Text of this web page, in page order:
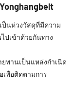
ป็นห่วงวัสดุที่มีความ
ปเข้าด้วยกันทาง
พานเป็นแหล่งกำเนิด
เพื่อติดตามการ